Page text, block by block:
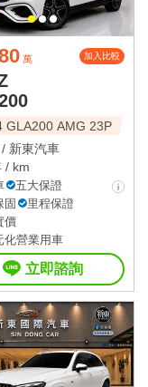
萬 加入比較
GLA200 AMG 23P
新東汽車
/ km
五大保證
固
里程保證
價
化營業用車
立即諮詢